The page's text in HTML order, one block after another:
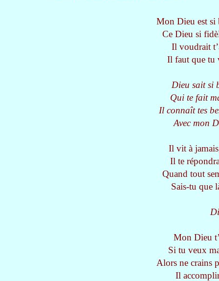
Mon Dieu est
Ce Dieu si
Il voudrait
Il faut que tu
Dieu sait si
Qui te fait
Il connaît tes
Avec mon
Il vit à
Il te
Quand tout
Sais-tu que
Mon Dieu
Si tu veux
Alors ne crains
Il